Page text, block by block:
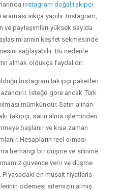
instagram doğal takipçi
sıkça yapılır. Instagram,
paylaşımları yüksek sayıda
keşfet sekmesinde
sağlayabilir. Bu nedenle
almak oldukça faydalıdır.
İnstagram takipçi paketleri
İsteğe gore ancak Türk
mümkündür. Satın alınan
takipçi, satın alma işleminden
başlanır ve kısa zaman
Hesapların reel olması
herhangi bir düşme ve silinme
güvence verir ve düşme
Piyasadaki en müsait fiyatlarla
ödemesi sitemizin almış